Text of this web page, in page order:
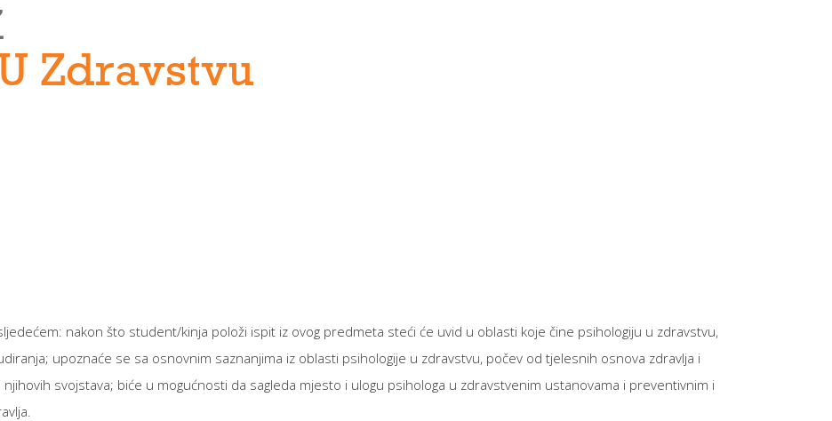
Zdravstvu
nakon što student/kinja položi ispit iz ovog predmeta steći će uvid u oblasti koje čine psihologiju u zdravstvu,
upoznaće se sa osnovnim saznanjima iz oblasti psihologije u zdravstvu, počev od tjelesnih osnova zdravlja i
svojstava; biće u mogućnosti da sagleda mjesto i ulogu psihologa u zdravstvenim ustanovama i preventivnim i